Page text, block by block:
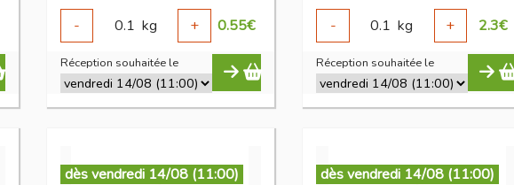
-
0.1 kg + 0.55€
Réception souhaitée le
-
0.1 kg + 2.3€
Réception souhaitée le
dès vendredi 14/08 (11:00) dès vendredi 14/08 (11:00)